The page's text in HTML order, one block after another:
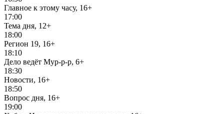
Главное к этому часу, 16+
17:00
Тема дня, 12+
18:00
Регион 19, 16+
18:10
Дело ведёт Мур-р-р, 6+
18:30
Новости, 16+
18:50
Вопрос дня, 16+
19:00